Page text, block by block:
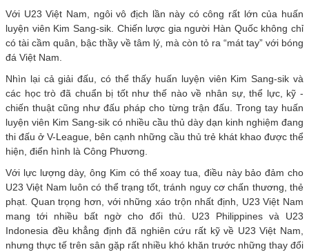
Với U23 Việt Nam, ngôi vô địch lần này có công rất lớn của huấn
luyện viên Kim Sang-sik. Chiến lược gia người Hàn Quốc không chỉ
có tài cầm quân, bậc thầy về tâm lý, mà còn tỏ ra “mát tay” với bóng
đá Việt Nam.
Nhìn lại cả giải đấu, có thể thấy huấn luyện viên Kim Sang-sik và
các học trò đã chuẩn bị tốt như thế nào về nhân sự, thể lực, kỹ -
chiến thuật cũng như đấu pháp cho từng trận đấu. Trong tay huấn
luyện viên Kim Sang-sik có nhiều cầu thủ dày dạn kinh nghiệm đang
thi đấu ở V-League, bên cạnh những cầu thủ trẻ khát khao được thể
hiện, điển hình là Công Phương.
Với lực lượng dày, ông Kim có thể xoay tua, điều này bảo đảm cho
U23 Việt Nam luôn có thể trạng tốt, tránh nguy cơ chấn thương, thẻ
phạt. Quan trọng hơn, với những xáo trộn nhất định, U23 Việt Nam
mang tới nhiều bất ngờ cho đối thủ. U23 Philippines và U23
Indonesia đều khẳng định đã nghiên cứu rất kỹ về U23 Việt Nam,
nhưng thực tế trên sân gặp rất nhiều khó khăn trước những thay đổi